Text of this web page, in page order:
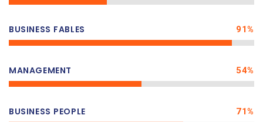
BUSINESS FABLES 91%
MANAGEMENT 54%
BUSINESS PEOPLE 71%